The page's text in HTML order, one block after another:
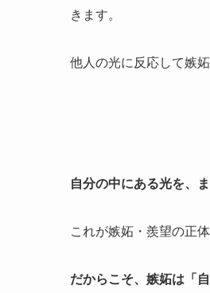
きます。
他人の光に反応して嫉
自分の中にある光を、
これが嫉妬・羨望の正体
だからこそ、嫉妬は「